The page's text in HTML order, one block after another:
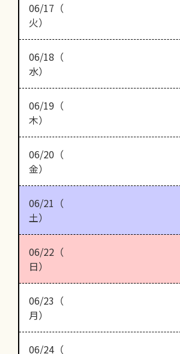
06/17（
火）
06/18（
水）
06/19（
木）
06/20（
金）
06/21（
土）
06/22（
日）
06/23（
月）
06/24（